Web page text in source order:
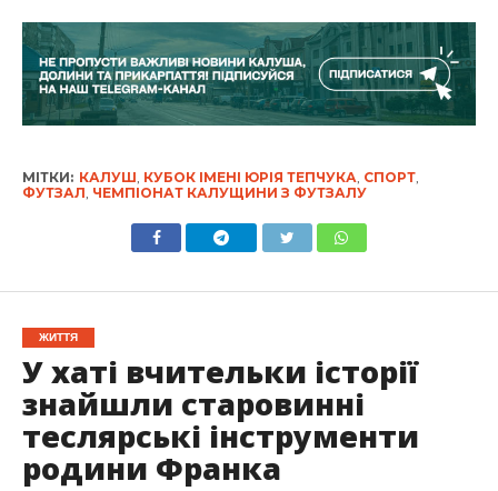
МІТКИ: КАЛУШ, КУБОК ІМЕНІ ЮРІЯ ТЕПЧУКА, СПОРТ,
ФУТЗАЛ, ЧЕМПІОНАТ КАЛУЩИНИ З ФУТЗАЛУ
ЖИТТЯ
У хаті вчительки історії
знайшли старовинні
теслярські інструменти
родини Франка